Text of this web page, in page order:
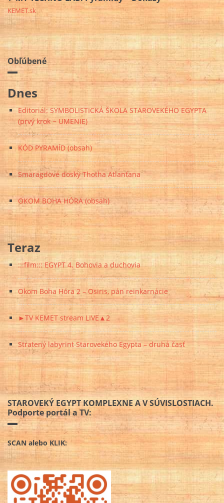
KEMET.sk
Obľúbené
Dnes
Editoriál: SYMBOLISTICKÁ ŠKOLA STAROVEKÉHO EGYPTA
(prvý krok ~ UMENIE)
KÓD PYRAMÍD (obsah)
Smaragdové dosky Thotha Atlanťana
OKOM BOHA HÓRA (obsah)
Teraz
:::film::: EGYPT 4. Bohovia a duchovia
Okom Boha Hóra 2 – Osiris, pán reinkarnácie
►TV KEMET stream LIVE▲2
Stratený labyrint Starovekého Egypta – druhá časť
STAROVEKÝ EGYPT KOMPLEXNE A V SÚVISLOSTIACH.
Podporte portál a TV:
SCAN alebo KLIK: